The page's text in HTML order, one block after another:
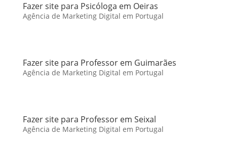
Fazer site para Psicóloga em Oeiras
Agência de Marketing Digital em Portugal
Fazer site para Professor em Guimarães
Agência de Marketing Digital em Portugal
Fazer site para Professor em Seixal
Agência de Marketing Digital em Portugal